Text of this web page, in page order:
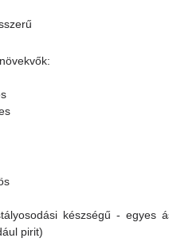
készségű - egyes
pirit)